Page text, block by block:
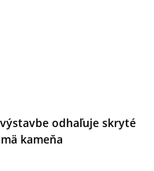
odhaľuje skryté
kameňa